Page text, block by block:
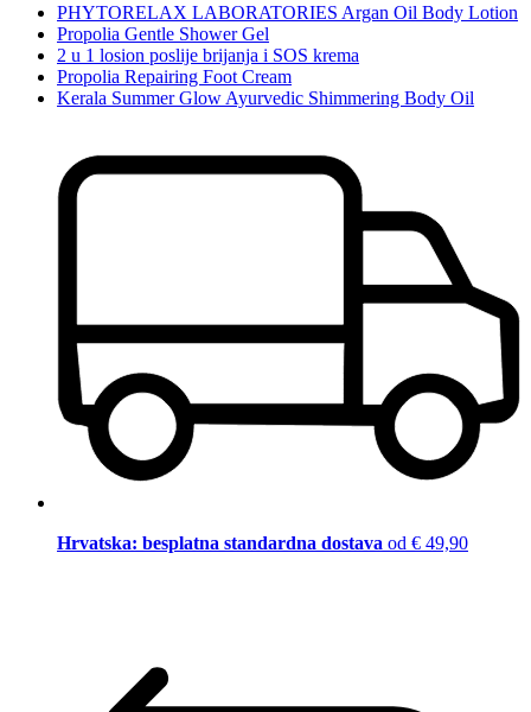
PHYTORELAX LABORATORIES Argan Oil Body Lotion
Propolia Gentle Shower Gel
2 u 1 losion poslije brijanja i SOS krema
Propolia Repairing Foot Cream
Kerala Summer Glow Ayurvedic Shimmering Body Oil
Hrvatska: besplatna standardna dostava od € 49,90